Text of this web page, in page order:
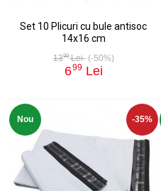
Set 10 Plicuri cu bule antisoc
14x16 cm
1399Lei (-50%)
699 Lei
Nou -35%